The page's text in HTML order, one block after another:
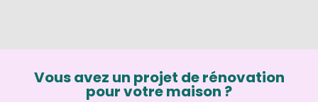
Vous avez un projet de rénovation
pour votre maison ?